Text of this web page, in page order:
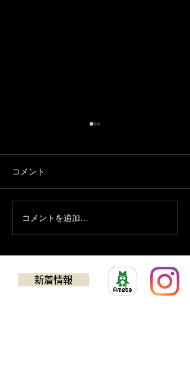
８月の予定
コメント
コメントを追加…
新着情報